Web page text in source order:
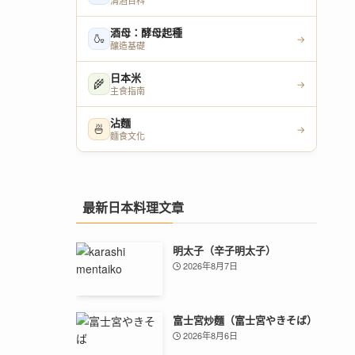
🍶 酒母：酵母起種
釀造基礎
→
🌾 日本米
主食指南
→
🍜 沾麵
麵食文化
→
最新日本料理文章
明太子（辛子明太子）
2026年8月7日
富士宮炒麵（富士宮やきそば）
2026年8月6日